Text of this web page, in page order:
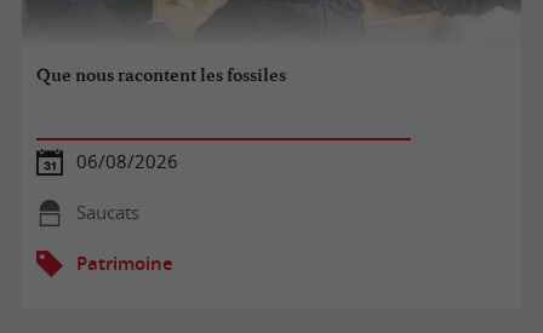
Que nous racontent les fossiles
06/08/2026
Saucats
Patrimoine